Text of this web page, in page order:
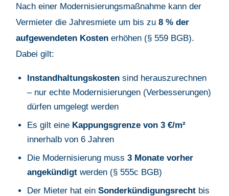
Nach einer Modernisierungsmaßnahme kann der
Vermieter die Jahresmiete um bis zu8 % der
aufgewendeten Kosten erhöhen (§ 559 BGB).
Dabei gilt:
Instandhaltungskosten sind herauszurechnen
– nur echte Modernisierungen (Verbesserungen)
dürfen umgelegt werden
Es gilt eine Kappungsgrenze von 3 €/m²
innerhalb von 6 Jahren
Die Modernisierung muss3 Monate vorher
angekündigt werden (§ 555c BGB)
Der Mieter hat einSonderkündigungsrecht bis